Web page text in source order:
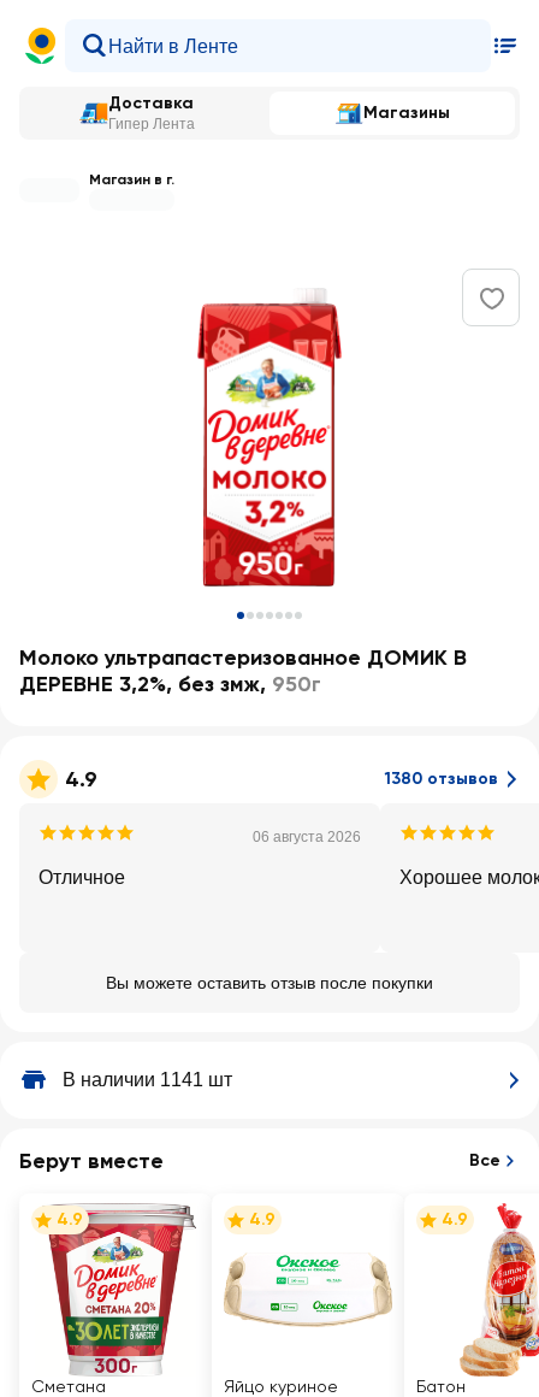
Доставка
Гипер Лента
Магазины
Магазин в г.
Молоко ультрапастеризованное ДОМИК В
ДЕРЕВНЕ 3,2%, без змж, 950г
4.9 1380 отзывов
06 августа 2026
Отличное Хорошее
Вы можете оставить отзыв после покупки
В наличии 1141 шт
Берут вместе Все
4.9
Сметана
4.9
Яйцо куриное
4.9
Батон